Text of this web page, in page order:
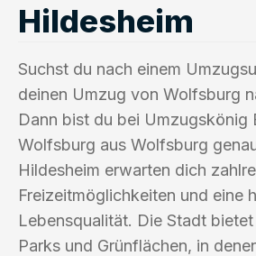
Hildesheim
Suchst du nach einem
deinen Umzug von Wolfsburg
Dann bist du bei Umzugskönig
Wolfsburg aus Wolfsburg
Hildesheim erwarten dich
Freizeitmöglichkeiten und eine
Lebensqualität. Die Stadt
Parks und Grünflächen, in